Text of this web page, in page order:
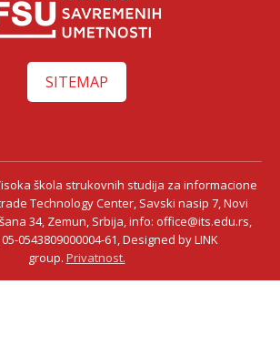
SITEMAP
škola strukovnih studija za informacione
Technology Center, Savski nasip 7, Novi
34, Zemun, Srbija, info: office@its.edu.rs,
0543809000004-61, Designed by LINK
group. Privatnost.